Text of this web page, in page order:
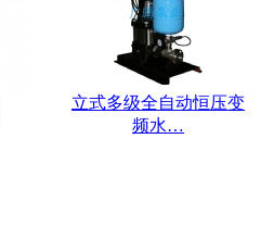
立式多级全自动恒压变
频水…